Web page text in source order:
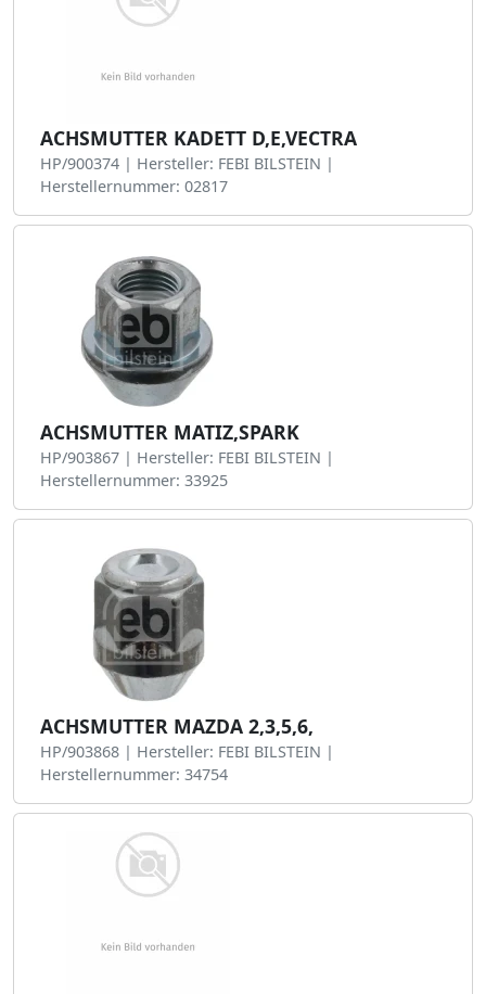
ACHSMUTTER KADETT D,E,VECTRA
HP/900374 | Hersteller: FEBI BILSTEIN |
Herstellernummer: 02817
ACHSMUTTER MATIZ,SPARK
HP/903867 | Hersteller: FEBI BILSTEIN |
Herstellernummer: 33925
ACHSMUTTER MAZDA 2,3,5,6,
HP/903868 | Hersteller: FEBI BILSTEIN |
Herstellernummer: 34754